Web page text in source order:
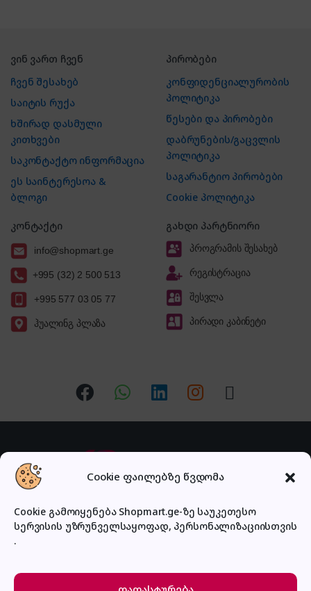
Cookie ფაილებზე წვდომა
Cookie გამოიყენება Shopmart.ge-ზე საუკეთესო
სერვისის უზრუნველსაყოფად, პერსონალიზაციისთვის
.
ვინ ვართ ჩვენ
ჩვენ შესახებ
საიტის რუქა
ხშირად დასმული
კითხვები
საკონტაქტო ინფორმაცია
ეს საინტერესოა &
ბლოგი
პირობები
კონფიდენციალურობის
პოლიტიკა
წესები და პირობები
დაბრუნების/გაცვლის
პოლიტიკა
საგარანტიო პირობები
Cookie პოლიტიკა
კონტაქტი
info@shopmart.ge
+995 (32) 2 500 513
+995 577 03 05 77
ჰუალინგ პლაზა
გახდი პარტნიორი
პროგრამის შესახებ
რეგისტრაცია
შესვლა
პირადი კაბინეტი
გაქვს შეკითხვა?